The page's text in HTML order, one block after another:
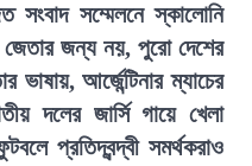
সংবাদ সম্মেলনে স্কালোনি
জন্য নয়, পুরো দেশের
আর্জেন্টিনার ম্যাচের
দলের জার্সি গায়ে খেলা
প্রতিদ্বন্দ্বী সমর্থকরাও